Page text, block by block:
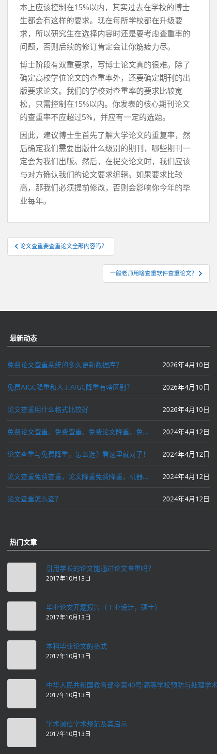
本上应该控制在15%以内，其实过去在学校的博士
生都会有这样的要求。现在每所学校都在升级要
求，所以研究生在选择内容时还是要考虑查重率的
问题，否则后续的修订肯定会让你筋疲力尽。
博士阶段有双重要求，写博士论文真的很难。除了
确定高校学位论文的查重率外，还要确定期刊的出
版要求论文。我们的学校对查重率的要求比较宽
松，只需控制在15%以内。你发表的核心期刊论文
的查重率不应超过5%，并应有一定的选题。
因此，建议博士生首先了解大学论文的重复率，然
后确定我们需要出版什么级别的期刊，哪些期刊一
定会为我们出版。然后，在提交论文时，我们应该
与对方确认我们的论文要求编辑。如果要求比较
高，那我们必须提前修改，否则会影响你今年的毕
业每年。
文
章
论文查重要查重论文全部内容吗？
一般老师用啥查重软件查重论文？
最新动态
免费论文查重系统的多久更新数据库？ 2026年4月10日
免费AIGC降重和人工AIGC降重有啥区别？ 2026年4月10日
论文查重用什么格式比较好 2026年4月10日
免费论文查重、免费查重、免费论文降重、免费降重、智能降重、一键降重、降低AIGC写作率、AI写论文，这些名词你了解吗？ 2024年4月12日
论文查重与免费降重，怎么选？看这里就对了！ 2024年4月12日
论文查重免费查重，论文降重免费降重，机器降重，人工降重，降低AIGC写作率，ai写论文，都要选论文狗和paperdog以及文思慧达！ 2024年4月12日
论文查重怎么查？ 2024年4月12日
热门文章
引用学长的论文能通过论文查重吗？
2017年10月13日
毕业论文开题报告（工业设计，硕士）
2017年10月13日
本科毕业论文的格式
2017年10月13日
中华人民共和国教育部令第40号:高等学校预防与处理学
2017年10月13日
学术诚信学术规范及其启示
2017年10月13日